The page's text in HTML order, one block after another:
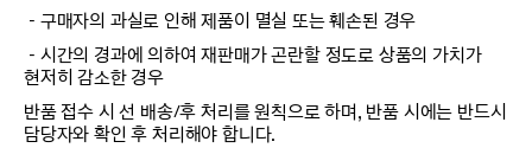
－구매자의 과실로 인해 제품이 멸실 또는 훼손된 경우
－시간의 경과에 의하여 재판매가 곤란할 정도로 상품의 가치가
현저히 감소한 경우
반품 접수 시 선 배송/후 처리를 원칙으로 하며, 반품 시에는 반드시
담당자와 확인 후 처리해야 합니다.